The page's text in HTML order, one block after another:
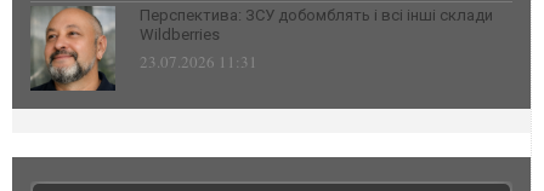
Перспектива: ЗСУ добомблять і всі інші склади
Wildberries
23.07.2026 11:31